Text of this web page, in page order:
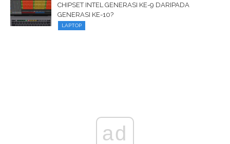
CHIPSET INTEL GENERASI KE-9 DARIPADA
GENERASI KE-10?
LAPTOP
ad